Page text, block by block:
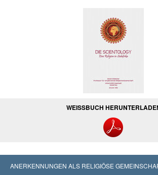
WEISSBUCH
ANERKENNUNGEN ALS RELIGIÖSE